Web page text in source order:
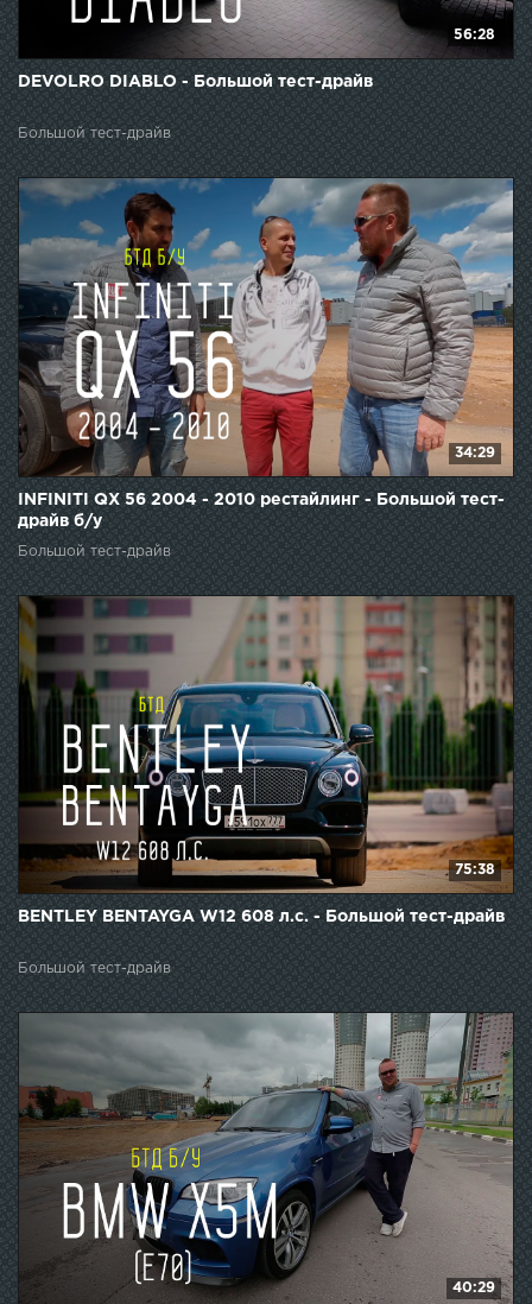
56:28
DEVOLRO DIABLO - Большой тест-драйв
Большой тест-драйв
34:29
INFINITI QX 56 2004 - 2010 рестайлинг - Большой тест-
драйв б/у
Большой тест-драйв
75:38
BENTLEY BENTAYGA W12 608 л.c. - Большой тест-драйв
Большой тест-драйв
40:29